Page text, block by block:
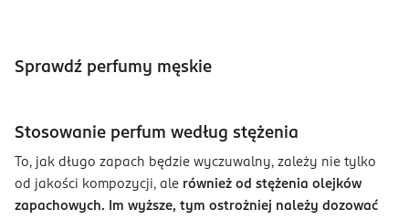
Sprawdź perfumy męskie
Stosowanie perfum według stężenia
To, jak długo zapach będzie wyczuwalny, zależy nie tylko
od jakości kompozycji, ale również od stężenia olejków
zapachowych. Im wyższe, tym ostrożniej należy dozować